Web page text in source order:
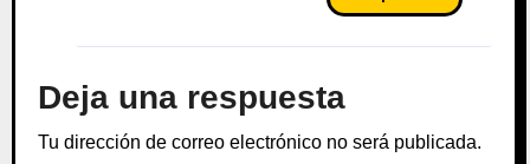
Deja una respuesta
Tu dirección de correo electrónico no será publicada.